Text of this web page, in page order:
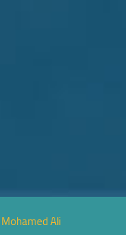
Mohamed Ali